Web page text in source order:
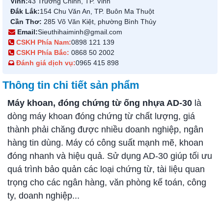
Đắk Lắk:154 Chu Văn An, TP. Buôn Ma Thuột
Cần Thơ: 285 Võ Văn Kiệt, phường Bình Thủy
Email:Sieuthihaiminh@gmail.com
CSKH Phía Nam:0898 121 139
CSKH Phía Bắc: 0868 50 2002
Đánh giá dịch vụ:0965 415 898
Thông tin chi tiết sản phẩm
Máy khoan, đóng chứng từ ống nhựa AD-30 là
dòng máy khoan đóng chứng từ chất lượng, giá
thành phải chăng được nhiều doanh nghiệp, ngân
hàng tin dùng. Máy có công suất mạnh mẽ, khoan
đóng nhanh và hiệu quả. Sử dụng AD-30 giúp tối ưu
quá trình bảo quản các loại chứng từ, tài liệu quan
trọng cho các ngân hàng, văn phòng kế toán, công
ty, doanh nghiệp...